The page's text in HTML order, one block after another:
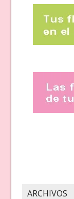
ARCHIVOS